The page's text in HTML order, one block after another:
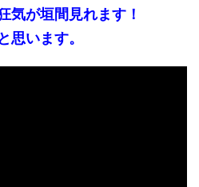
気が垣間見れます！
思います。